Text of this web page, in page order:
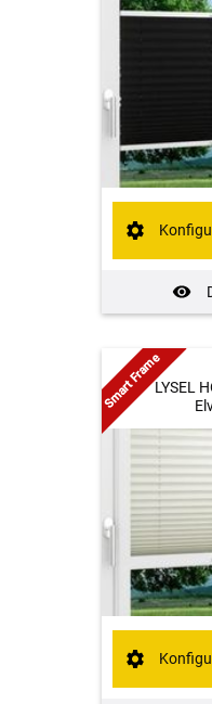
LYSEL
Smart Frame